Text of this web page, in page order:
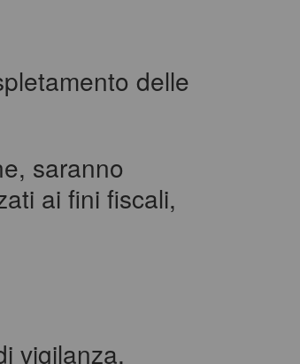
delle
saranno
ai fini fiscali,
vigilanza,